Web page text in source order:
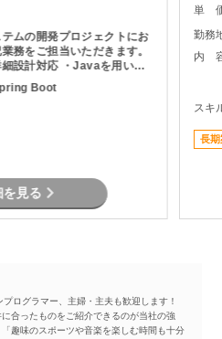
ムの開発プロジェクトにお
務をご担当いただきます。
細設計対応 ・Javaを用いた
開発 ・テスト計画および各
メンバーへの技術支援・レ
までの開発推進
Boot
を見る
単
勤務
内
スキ
長期
ログラマー、主婦・主夫も歓迎します！
合ったものをご紹介できるのが当社の強
趣味のスポーツや音楽を楽しむ時間も十分